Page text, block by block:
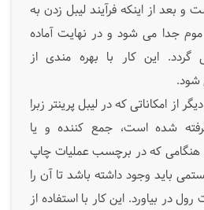
و بعد از اینکه فرآیند لیبل زدن به
موم جدا می شود و در نهایت آماده
این کار با بهره مندی از
شود.
از امکاناتی که در لیبل پرینتر زبرا
که در برچسب عملیات چاپ
باید وجود داشته باشد تا آن را
در بیاورد. این کار با استفاده از